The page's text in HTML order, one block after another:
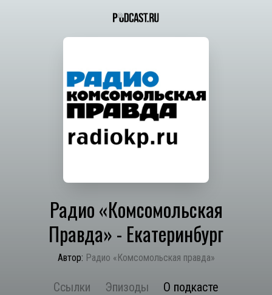
Радио «Комсомольская
Правда» - Екатеринбург
Автор: Радио «Комсомольская правда»
Ссылки Эпизоды О подкасте